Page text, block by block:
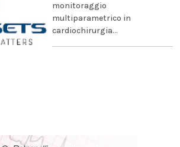
monitoraggio
multiparametrico in
cardiochirurgia...